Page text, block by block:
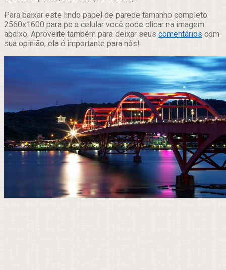
Para baixar este lindo papel de parede tamanho completo
2560x1600 para pc e celular você pode clicar na imagem
abaixo. Aproveite também para deixar seus comentários com
sua opinião, ela é importante para nós!